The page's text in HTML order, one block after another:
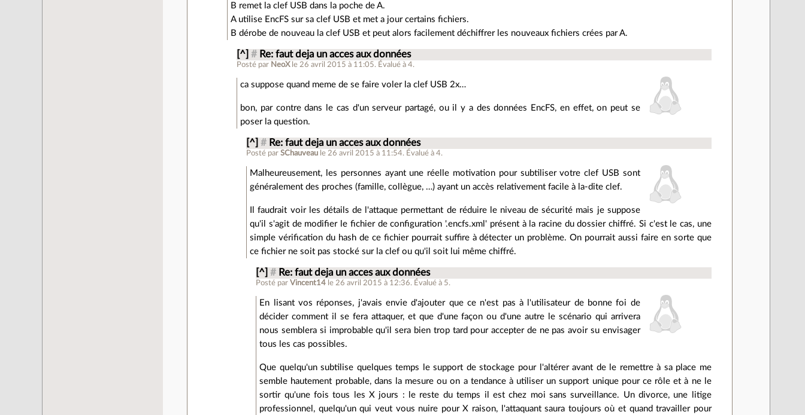
B remet la clef USB dans la poche de A.
A utilise EncFS sur sa clef USB et met a jour certains fichiers.
B dérobe de nouveau la clef USB et peut alors facilement déchiffrer les nouveaux fichiers crées par A.
[^] # Re: faut deja un acces aux données
Posté par NeoX le 26 avril 2015 à 11:05. Évalué à4.
ca suppose quand meme de se faire voler la clef USB 2x…
bon, par contre dans le cas d'un serveur partagé, ou il y a des données EncFS, en effet, on peut se
poser la question.
[^] # Re: faut deja un acces aux données
Posté parSChauveau le 26 avril 2015 à 11:54. Évalué à4.
Malheureusement, les personnes ayant une réelle motivation pour subtiliser votre clef USB sont
généralement des proches (famille, collègue, …) ayant un accès relativement facile à la-dite clef.
Il faudrait voir les détails de l'attaque permettant de réduire le niveau de sécurité mais je suppose
qu'il s'agit de modifier le fichier de configuration '.encfs.xml' présent à la racine du dossier chiffré. Si c'est le cas, une
simple vérification du hash de ce fichier pourrait suffire à détecter un problème. On pourrait aussi faire en sorte que
ce fichier ne soit pas stocké sur la clef ou qu'il soit lui même chiffré.
[^] # Re: faut deja un acces aux données
Posté parVincent14 le 26 avril 2015 à 12:36. Évalué à 5.
En lisant vos réponses, j'avais envie d'ajouter que ce n'est pas à l'utilisateur de bonne foi de
décider comment il se fera attaquer, et que d'une façon ou d'une autre le scénario qui arrivera
nous semblera si improbable qu'il sera bien trop tard pour accepter de ne pas avoir su envisager
tous les cas possibles.
Que quelqu'un subtilise quelques temps le support de stockage pour l'altérer avant de le remettre à sa place me
semble hautement probable, dans la mesure ou on a tendance à utiliser un support unique pour ce rôle et à ne le
sortir qu'une fois tous les X jours : le reste du temps il est chez moi sans surveillance. Un divorce, une litige
professionnel, quelqu'un qui veut vous nuire pour X raison, l'attaquant saura toujours où et quand travailler pour